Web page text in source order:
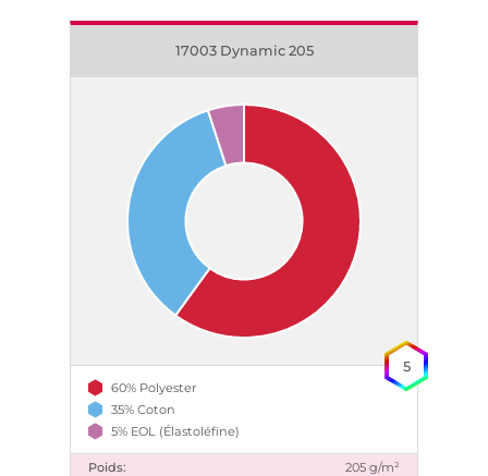
17003 Dynamic 205
60% Polyester
35% Coton
5% EOL (Élastoléfine)
Poids:
205 g/m²
5